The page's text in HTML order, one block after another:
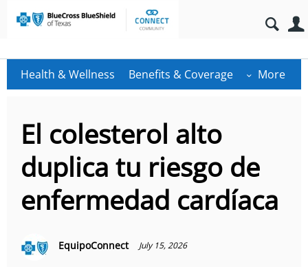
Health & Wellness Benefits & Coverage More
El colesterol alto
duplica tu riesgo de
enfermedad cardíaca
EquipoConnect July 15, 2026